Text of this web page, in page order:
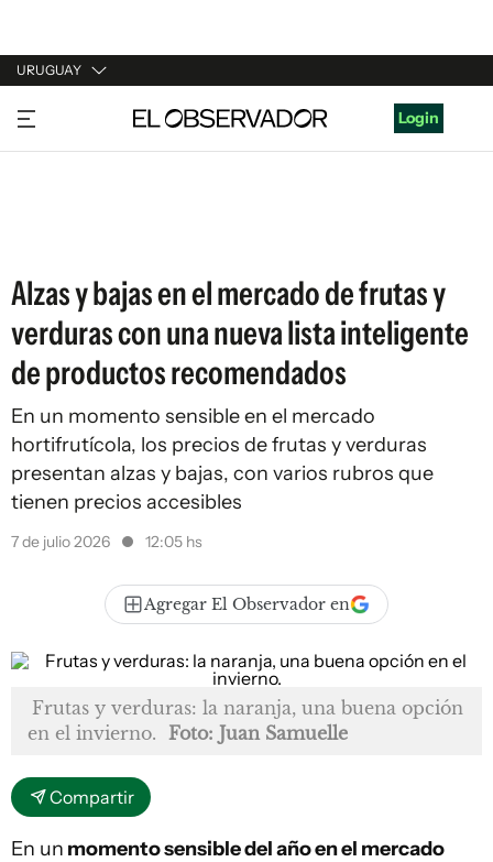
URUGUAY
URUGUAY
ARGENTINA
Login
Alzas y bajas en el mercado de frutas y
verduras con una nueva lista inteligente
de productos recomendados
En un momento sensible en el mercado
hortifrutícola, los precios de frutas y verduras
presentan alzas y bajas, con varios rubros que
tienen precios accesibles
7 de julio 2026 12:05 hs
Agregar El Observador en
Frutas y verduras: la naranja, una buena opción
en el invierno. Foto: Juan Samuelle
Compartir
En un momento sensible del año en el mercado